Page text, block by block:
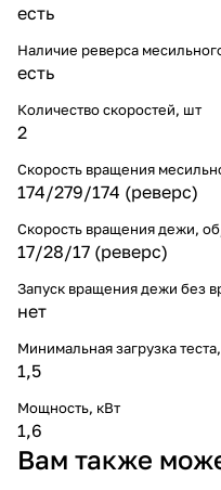
есть
Наличие реверса
есть
Количество скоростей, шт
2
Скорость вращения
174/279/174 (реверс)
Скорость вращения дежи,
17/28/17 (реверс)
Запуск вращения дежи без
нет
Минимальная загрузка
1,5
Мощность, кВт
1,6
Вам также